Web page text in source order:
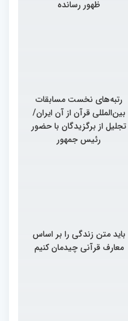
ظهور رسانده
رتبه‌های نخست مسابقات
بین‌المللی قرآن از آن ایران/
تجلیل از برگزیدگان با حضور
رئیس جمهور
باید متن زندگی را بر اساس
معارف قرآنی چیدمان کنیم